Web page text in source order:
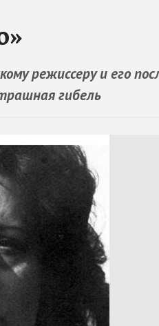
режиссеру и его
гибель